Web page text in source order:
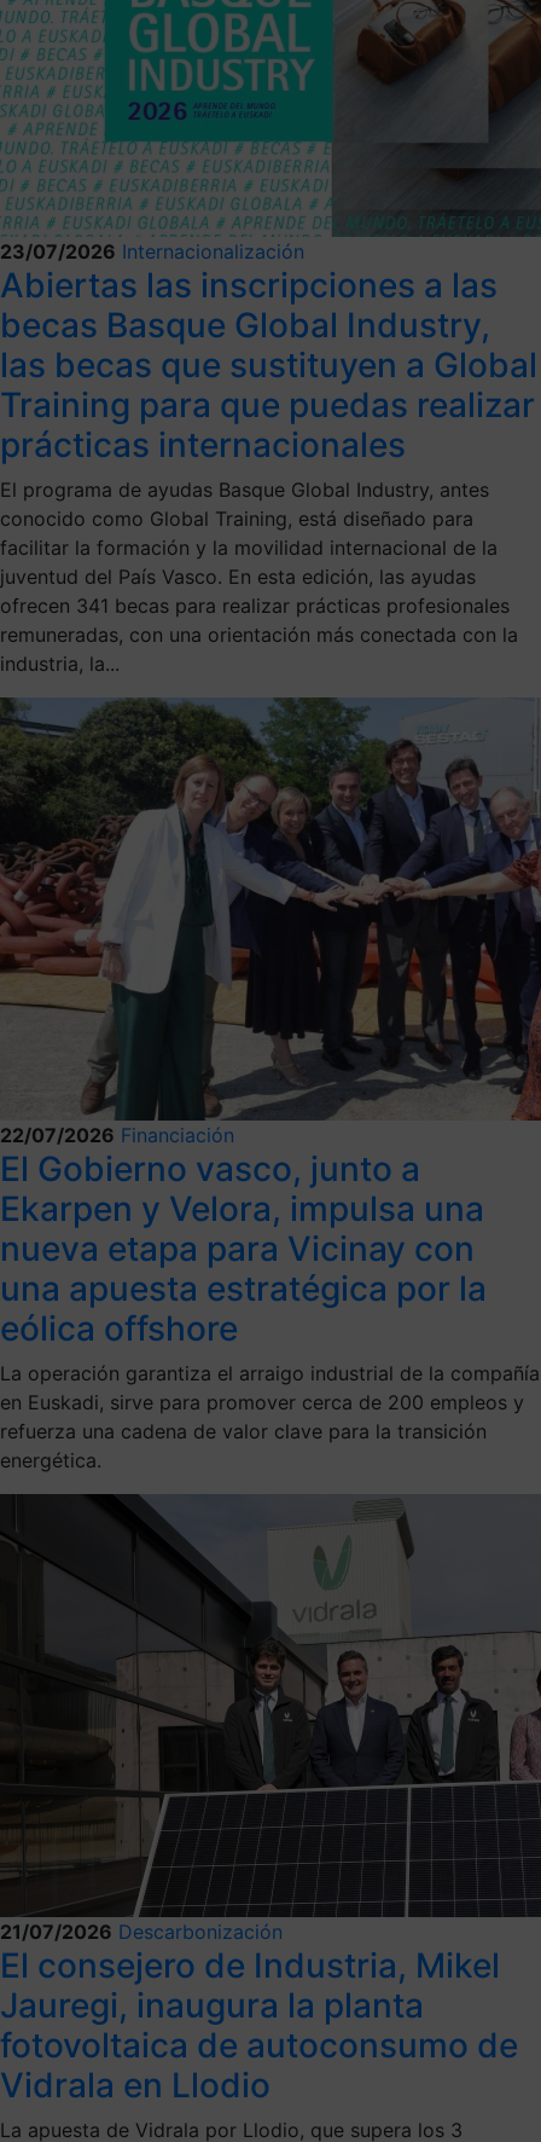
23/07/2026 Internacionalización
Abiertas las inscripciones a las
becas Basque Global Industry,
las becas que sustituyen a Global
Training para que puedas realizar
prácticas internacionales
El programa de ayudas Basque Global Industry, antes
conocido como Global Training, está diseñado para
facilitar la formación y la movilidad internacional de la
juventud del País Vasco. En esta edición, las ayudas
ofrecen 341 becas para realizar prácticas profesionales
remuneradas, con una orientación más conectada con la
industria, la...
22/07/2026 Financiación
El Gobierno vasco, junto a
Ekarpen y Velora, impulsa una
nueva etapa para Vicinay con
una apuesta estratégica por la
eólica offshore
La operación garantiza el arraigo industrial de la compañía
en Euskadi, sirve para promover cerca de 200 empleos y
refuerza una cadena de valor clave para la transición
energética.
21/07/2026 Descarbonización
El consejero de Industria, Mikel
Jauregi, inaugura la planta
fotovoltaica de autoconsumo de
Vidrala en Llodio
La apuesta de Vidrala por Llodio, que supera los 3